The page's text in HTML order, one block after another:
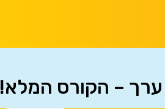
ערך – הקורס המלא!